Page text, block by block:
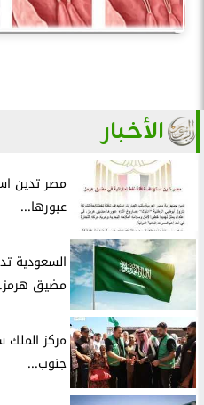
الأخبار
مصر تدين
عبورها...
السعودية
مضيق
مركز الملك
جنوب...